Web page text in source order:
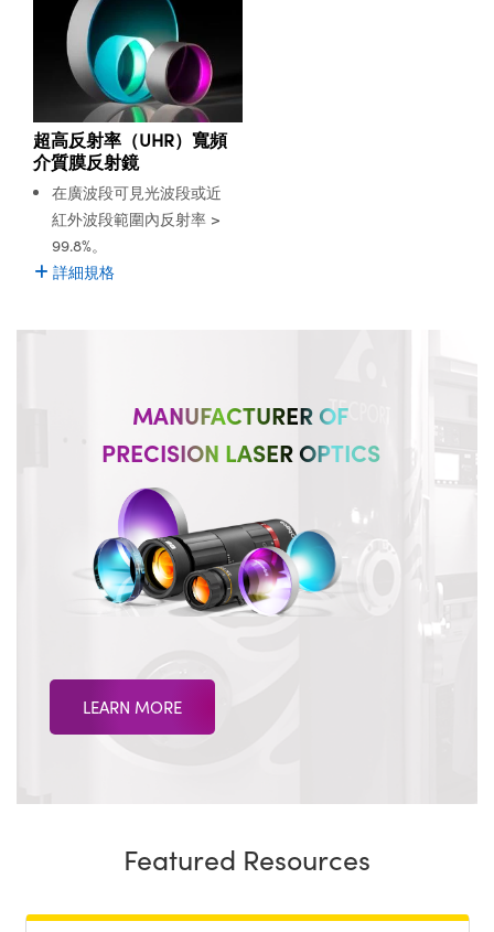
超高反射率（UHR）寬頻
介質膜反射鏡
在廣波段可見光波段或近
紅外波段範圍內反射率 >
99.8%。
詳細規格
MANUFACTURER OF
PRECISION LASER OPTICS
LEARN MORE
Featured Resources